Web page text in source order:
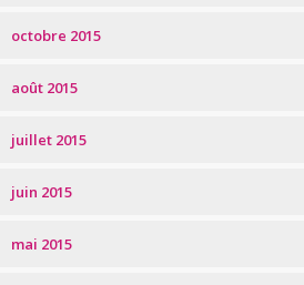
octobre 2015
août 2015
juillet 2015
juin 2015
mai 2015